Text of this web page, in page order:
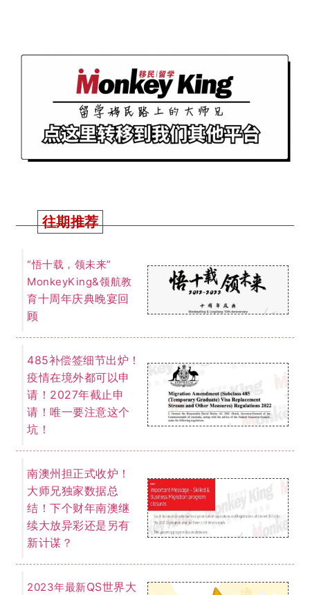
往期推荐
“悟十载，领未来”
MonkeyKing&领航教
育十周年庆典晚宴回
顾
485补偿签细节出炉！
疫情在境外都可以申
请！2027年截止申
请！唯一要注意这个
坑！
南澳州担正式收炉！
大师兄独家数据总
结！下个财年南澳继
续大放异彩还是另有
新计谋？
2023年最新QS世界大